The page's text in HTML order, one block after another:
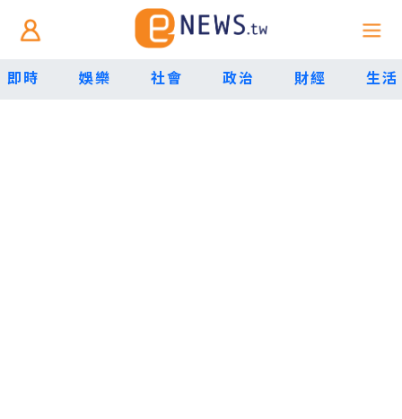
即時 娛樂 社會 政治 財經 生活